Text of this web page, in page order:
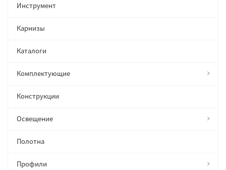
Инструмент
Карнизы
Каталоги
Комплектующие
Конструкции
Освещение
Полотна
Профили